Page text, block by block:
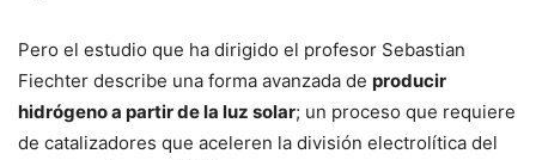
Pero el estudio que ha dirigido el profesor Sebastian
Fiechter describe una forma avanzada de producir
hidrógeno a partir de la luz solar; un proceso que requiere
de catalizadores que aceleren la división electrolítica del